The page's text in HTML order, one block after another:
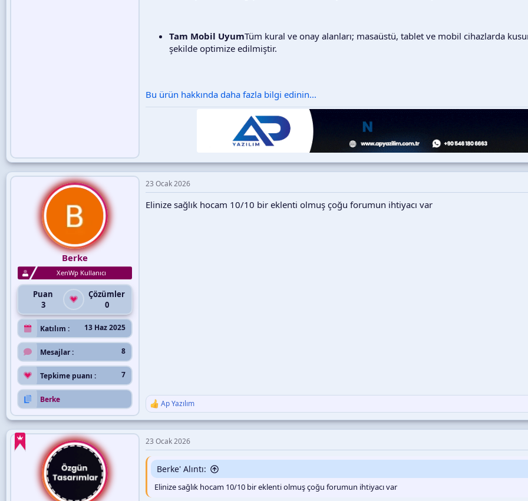
Tam Mobil UyumTüm kural ve onay alanları; masaüstü, tablet ve mobil cihazlarda
şekilde optimize edilmiştir.
Bu ürün hakkında daha fazla bilgi edinin...
Berke
XenWp Kullanıcı
Puan
3
Çözümler
0
Katılım 13 Haz 2025
Mesajlar 8
Tepkime puanı 7
Berke
23 Ocak 2026
Elinize sağlık hocam 10/10 bir eklenti olmuş çoğu forumun ihtiyacı var
T
i
l
e
r
Ap Yazılım
23 Ocak 2026
Berke' Alıntı:
Elinize sağlık hocam 10/10 bir eklenti olmuş çoğu forumun ihtiyacı var